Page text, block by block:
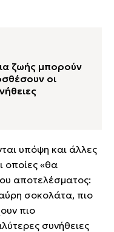
ζωής μπορούν
οι
υπόψη και άλλες
οποίες «θα
αποτελέσματος:
σοκολάτα, πιο
πιο
συνήθειες